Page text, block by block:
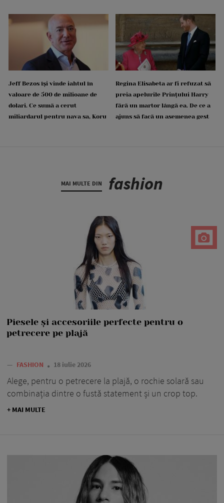
Jeff Bezos își vinde iahtul în
valoare de 500 de milioane de
dolari. Ce sumă a cerut
miliardarul pentru nava sa, Koru
Regina Elisabeta ar fi refuzat să
preia apelurile Prințului Harry
fără un martor lângă ea. De ce a
ajuns să facă un asemenea gest
MAI MULTE DIN fashion
Piesele și accesoriile perfecte pentru o
petrecere pe plajă
— FASHION 18 iulie 2026
Alege, pentru o petrecere la plajă, o rochie solară sau
combinația dintre o fustă statement și un crop top.
+ MAI MULTE